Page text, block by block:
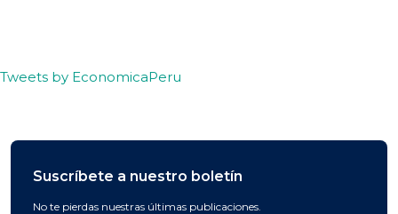
Tweets by EconomicaPeru
Suscríbete a nuestro boletín
No te pierdas nuestras últimas publicaciones.